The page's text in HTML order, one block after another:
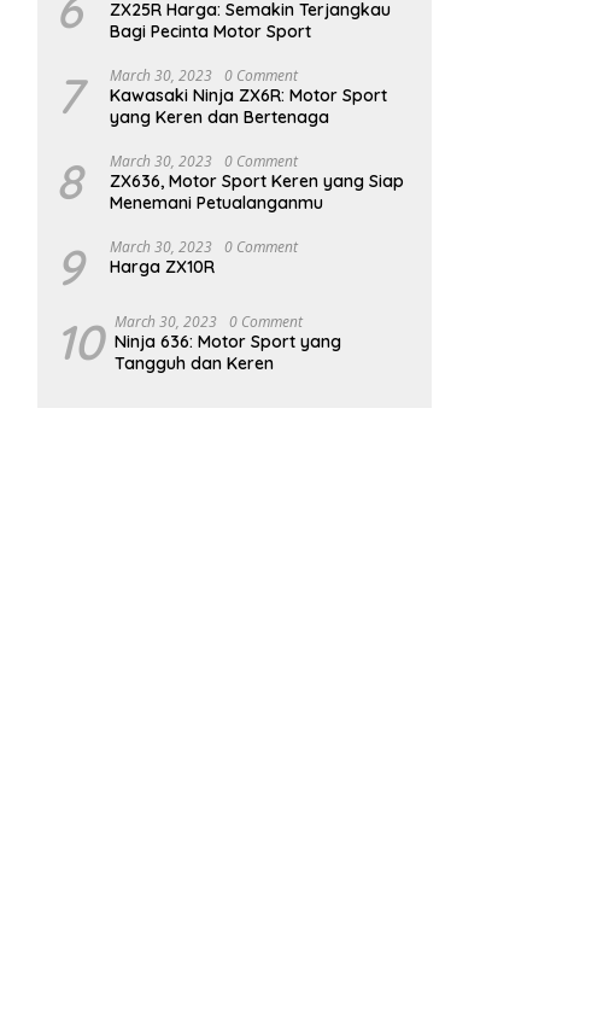
ZX25R Harga: Semakin Terjangkau
Bagi Pecinta Motor Sport
7 March 30, 2023 0 Comment
Kawasaki Ninja ZX6R: Motor Sport
yang Keren dan Bertenaga
8 March 30, 2023 0 Comment
ZX636, Motor Sport Keren yang Siap
Menemani Petualanganmu
9 March 30, 2023 0 Comment
Harga ZX10R
10 March 30, 2023 0 Comment
Ninja 636: Motor Sport yang
Tangguh dan Keren